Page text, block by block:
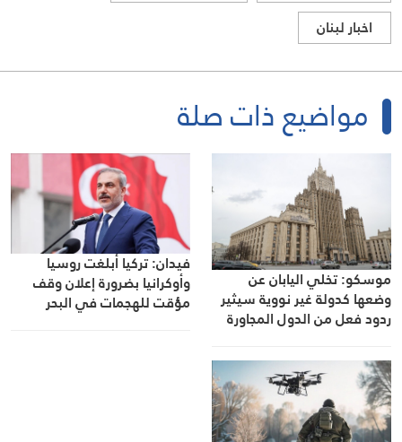
اخبار لبنان
مواضيع ذات صلة
موسكو: تخلي اليابان عن
وضعها كدولة غير نووية سيثير
ردود فعل من الدول المجاورة
فيدان: تركيا أبلغت روسيا
وأوكرانيا بضرورة إعلان وقف
مؤقت للهجمات في البحر